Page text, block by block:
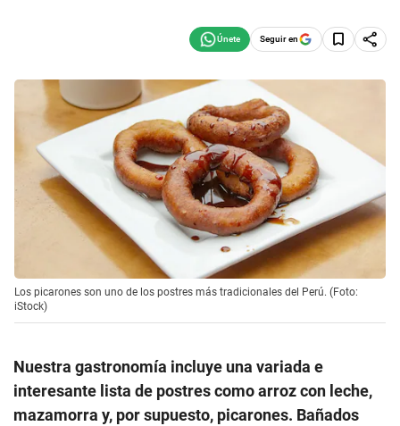
Seguir en
Los picarones son uno de los postres más tradicionales del Perú. (Foto:
iStock)
Nuestra gastronomía incluye una variada e
interesante lista de postres como arroz con leche,
mazamorra y, por supuesto, picarones. Bañados